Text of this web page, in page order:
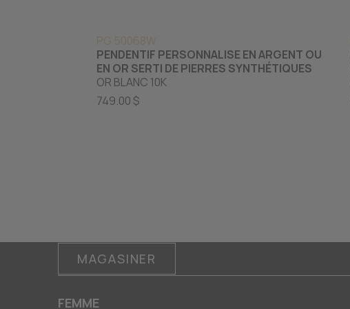
PG 50068W
PENDENTIF PERSONNALISE EN ARGENT OU
EN OR SERTI DE PIERRES SYNTHÉTIQUES
OR BLANC 10K
749.00 $
MAGASINER
FEMME